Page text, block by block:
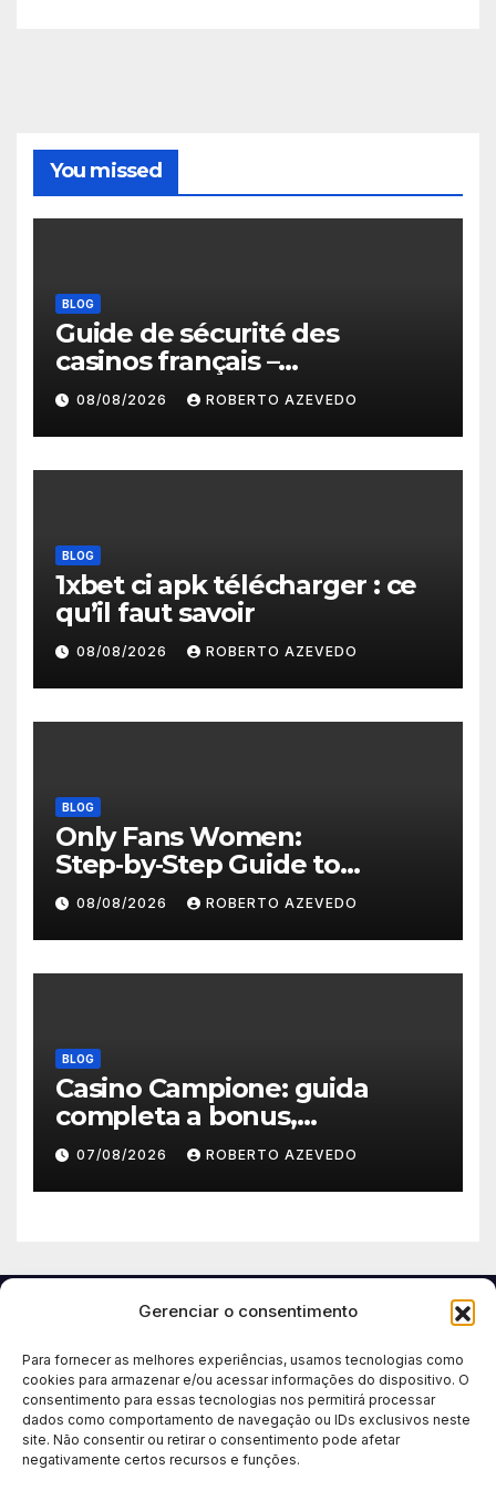
Gerenciar o consentimento
Para fornecer as melhores experiências, usamos tecnologias como
cookies para armazenar e/ou acessar informações do dispositivo. O
consentimento para essas tecnologias nos permitirá processar
dados como comportamento de navegação ou IDs exclusivos neste
site. Não consentir ou retirar o consentimento pode afetar
negativamente certos recursos e funções.
You missed
BLOG
Guide de sécurité des
casinos français –
protections, licences et
paiements fiables
08/08/2026 ROBERTO AZEVEDO
BLOG
1xbet ci apk télécharger : ce
qu’il faut savoir
08/08/2026 ROBERTO AZEVEDO
BLOG
Only Fans Women:
Step‑by‑Step Guide to
Secure, Private Access and
Premium Experience
08/08/2026 ROBERTO AZEVEDO
BLOG
Casino Campione: guida
completa a bonus,
registrazione, pagamenti e
app mobile
07/08/2026 ROBERTO AZEVEDO